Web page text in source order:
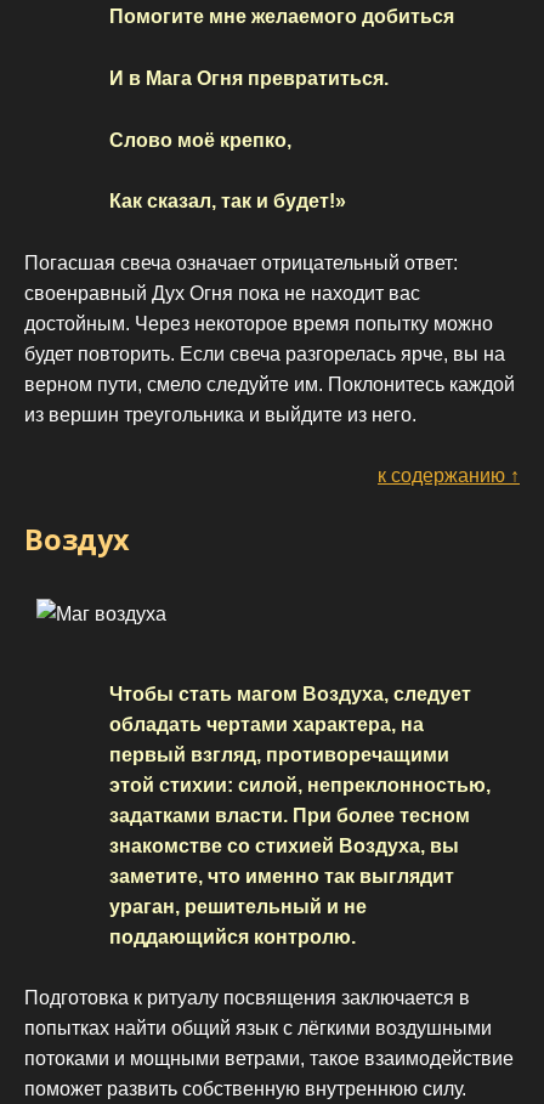
Помогите мне желаемого добиться
И в Мага Огня превратиться.
Слово моё крепко,
Как сказал, так и будет!»
Погасшая свеча означает отрицательный ответ:
своенравный Дух Огня пока не находит вас
достойным. Через некоторое время попытку можно
будет повторить. Если свеча разгорелась ярче, вы на
верном пути, смело следуйте им. Поклонитесь каждой
из вершин треугольника и выйдите из него.
к содержанию ↑
Воздух
Чтобы стать магом Воздуха, следует
обладать чертами характера, на
первый взгляд, противоречащими
этой стихии: силой, непреклонностью,
задатками власти. При более тесном
знакомстве со стихией Воздуха, вы
заметите, что именно так выглядит
ураган, решительный и не
поддающийся контролю.
Подготовка к ритуалу посвящения заключается в
попытках найти общий язык с лёгкими воздушными
потоками и мощными ветрами, такое взаимодействие
поможет развить собственную внутреннюю силу.